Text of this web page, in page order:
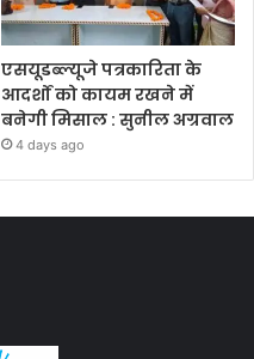
एसयूडब्ल्यूजे पत्रकारिता के
आदर्शों को कायम रखने में
बनेगी मिसाल : सुनील अग्रवाल
4 days ago